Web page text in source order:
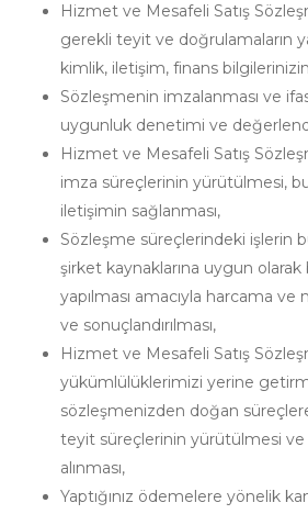
Hizmet ve Mesafeli Satış
gerekli teyit ve doğrulamaların
kimlik, iletişim, finans bilgilerinizin
Sözleşmenin imzalanması ve
uygunluk denetimi ve
Hizmet ve Mesafeli Satış
imza süreçlerinin yürütülmesi,
iletişimin sağlanması,
Sözleşme süreçlerindeki işlerin
şirket kaynaklarına uygun
yapılması amacıyla harcama ve
ve sonuçlandırılması,
Hizmet ve Mesafeli Satış
yükümlülüklerimizi yerine
sözleşmenizden doğan
teyit süreçlerinin yürütülmesi
alınması,
Yaptığınız ödemelere yönelik